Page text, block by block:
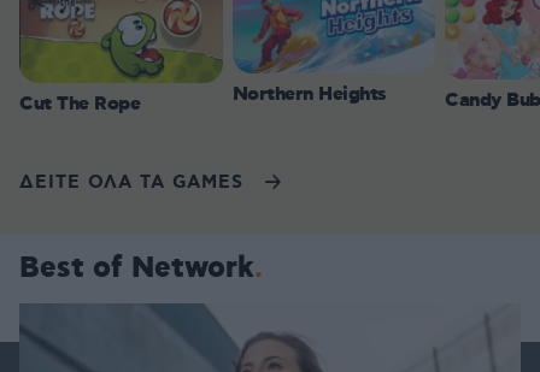
Cut The Rope Northern Heights Candy
ΔΕΙΤΕ ΟΛΑ ΤΑ GAMES
Best of Network